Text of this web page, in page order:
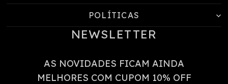
POLÍTICAS
NEWSLETTER
AS NOVIDADES FICAM AINDA
MELHORES COM CUPOM 10% OFF